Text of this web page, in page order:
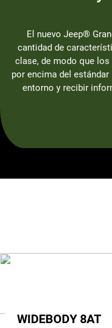
El nuevo Jeep®
cantidad de
clase, de modo que
por encima del
entorno y recibir
WIDEBODY 8AT